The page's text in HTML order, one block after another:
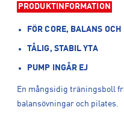
PRODUKTINFORMATION
FÖR CORE, BALANS
TÅLIG, STABIL YTA
PUMP INGÅR EJ
En mångsidig träningsboll
balansövningar och pilates.